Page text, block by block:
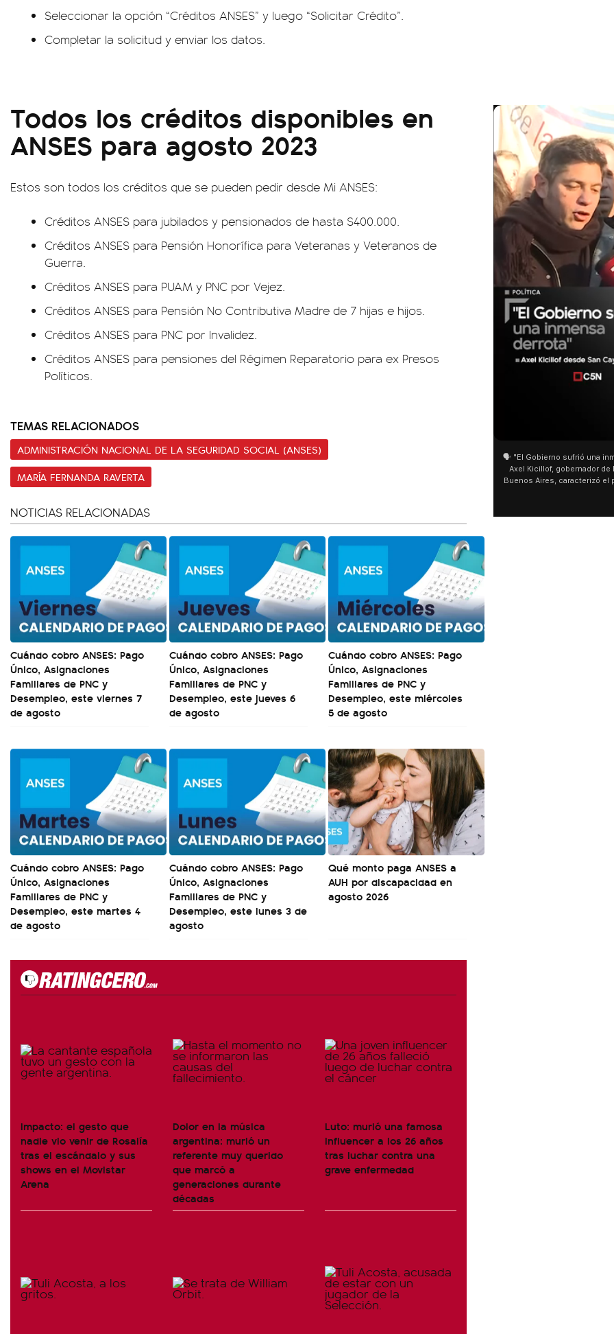
Seleccionar la opción “Créditos ANSES” y luego “Solicitar Crédito”.
Completar la solicitud y enviar los datos.
Todos los créditos disponibles en
ANSES para agosto 2023
Estos son todos los créditos que se pueden pedir desde Mi ANSES:
Créditos ANSES para jubilados y pensionados de hasta $400.000.
Créditos ANSES para Pensión Honorífica para Veteranas y Veteranos de
Guerra.
Créditos ANSES para PUAM y PNC por Vejez.
Créditos ANSES para Pensión No Contributiva Madre de 7 hijas e hijos.
Créditos ANSES para PNC por Invalidez.
Créditos ANSES para pensiones del Régimen Reparatorio para ex Presos
Políticos.
TEMAS RELACIONADOS
ADMINISTRACIÓN NACIONAL DE LA SEGURIDAD SOCIAL (ANSES)
MARÍA FERNANDA RAVERTA
NOTICIAS RELACIONADAS
Cuándo cobro ANSES: Pago
Único, Asignaciones
Familiares de PNC y
Desempleo, este viernes 7
de agosto
Cuándo cobro ANSES: Pago
Único, Asignaciones
Familiares de PNC y
Desempleo, este jueves 6
de agosto
Cuándo cobro ANSES: Pago
Único, Asignaciones
Familiares de PNC y
Desempleo, este miércoles
5 de agosto
Cuándo cobro ANSES: Pago
Único, Asignaciones
Familiares de PNC y
Desempleo, este martes 4
de agosto
Cuándo cobro ANSES: Pago
Único, Asignaciones
Familiares de PNC y
Desempleo, este lunes 3 de
agosto
Qué monto paga ANSES a
AUH por discapacidad en
agosto 2026
Impacto: el gesto que
nadie vio venir de Rosalía
tras el escándalo y sus
shows en el Movistar
Arena
Dolor en la música
argentina: murió un
referente muy querido
que marcó a
generaciones durante
décadas
Luto: murió una famosa
influencer a los 26 años
tras luchar contra una
grave enfermedad
🗣️ "El Gobierno sufrió una inmensa derrota" 🎙️
Axel Kicillof, gobernador de la Provincia de
Buenos Aires, caracterizó el proyecto de Ley
y destacó "la movilización popular". 📌 La
declaración fue desde el santuario de San
Cayetano, donde también advirtió que "la
sociedad no solo sufre porque no llega sino
que también está endeudada".
San
miles
de
agua y
últimos